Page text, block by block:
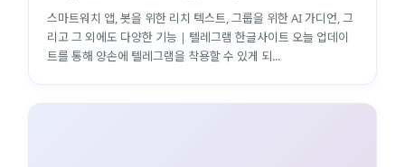
스마트워치 앱, 봇을 위한 리치 텍스트, 그룹을 위한 AI 가디언, 그
리고 그 외에도 다양한 기능 | 텔레그램 한글사이트 오늘 업데이
트를 통해 양손에 텔레그램을 착용할 수 있게 되...